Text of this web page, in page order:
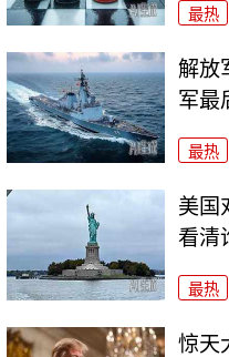
最热
解放
军最
最热
美国
看清
最热
惊天